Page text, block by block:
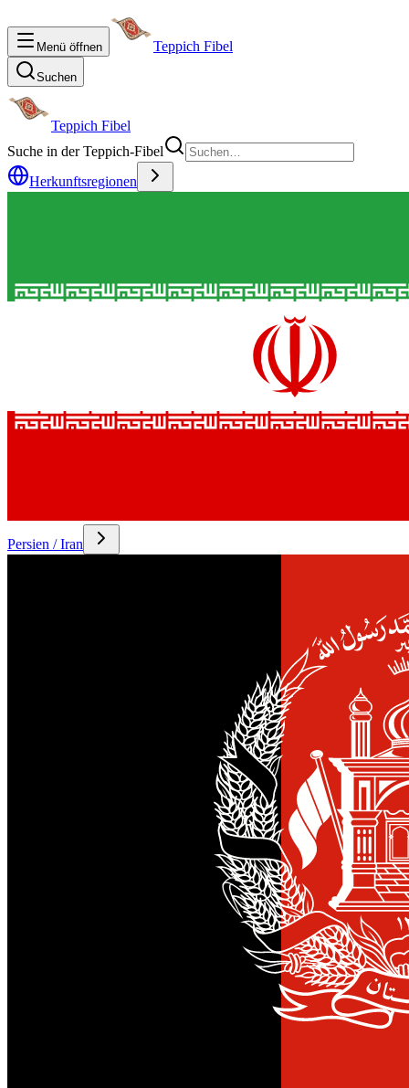
Menü öffnen Teppich Fibel
Suchen
Teppich Fibel
Suche in der Teppich-Fibel
Herkunftsregionen
Persien / Iran